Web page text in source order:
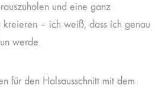
und eine ganz
kreieren – ich weiß, dass ich genau
werde.
für den Halsausschnitt mit dem